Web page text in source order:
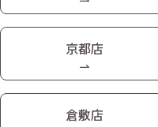
京都店
倉敷店